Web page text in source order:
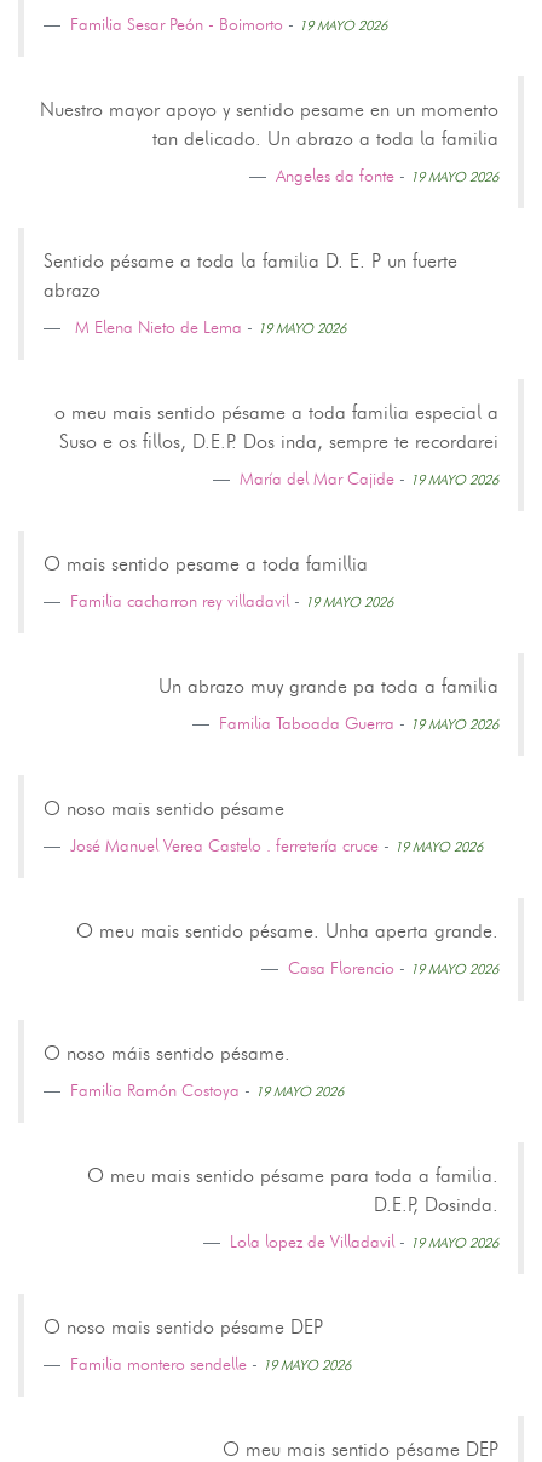
Familia Sesar Peón - Boimorto - 19 MAYO 2026
Nuestro mayor apoyo y sentido pesame en un momento
tan delicado. Un abrazo a toda la familia
Angeles da fonte - 19 MAYO 2026
Sentido pésame a toda la familia D. E. P un fuerte
abrazo
M Elena Nieto de Lema - 19 MAYO 2026
o meu mais sentido pésame a toda familia especial a
Suso e os fillos, D.E.P. Dos inda, sempre te recordarei
María del Mar Cajide - 19 MAYO 2026
O mais sentido pesame a toda famillia
Familia cacharron rey villadavil - 19 MAYO 2026
Un abrazo muy grande pa toda a familia
Familia Taboada Guerra - 19 MAYO 2026
O noso mais sentido pésame
José Manuel Verea Castelo . ferretería cruce - 19 MAYO 2026
O meu mais sentido pésame. Unha aperta grande.
Casa Florencio - 19 MAYO 2026
O noso máis sentido pésame.
Familia Ramón Costoya - 19 MAYO 2026
O meu mais sentido pésame para toda a familia.
D.E.P, Dosinda.
Lola lopez de Villadavil - 19 MAYO 2026
O noso mais sentido pésame DEP
Familia montero sendelle - 19 MAYO 2026
O meu mais sentido pésame DEP